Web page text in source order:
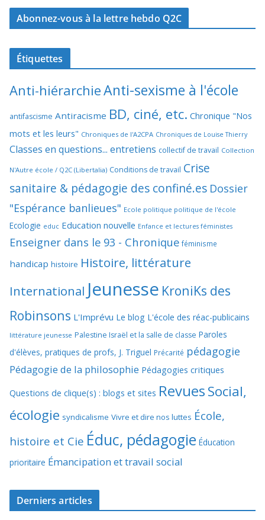
Abonnez-vous à la lettre hebdo Q2C
Étiquettes
Anti-hiérarchieAnti-sexisme à l'école
antifascisme Antiracisme BD, ciné, etc. Chronique "Nos
mots et les leurs" Chroniques de l'A2CPA Chroniques de Louise Thierry
Classes en questions... entretiens collectif de travail Collection
N'Autre école / Q2C (Libertalia) Conditions de travail Crise
sanitaire & pédagogie des confiné.es Dossier
"Espérance banlieues" Ecole politique politique de l'école
Ecologie educ Education nouvelle Enfance et lectures féministes
Enseigner dans le 93 - Chronique féminisme
handicap histoire Histoire, littérature
International Jeunesse KroniKs des
Robinsons L'Imprévu Le blog L'école des réac-publicains
littérature jeunesse Palestine Israël et la salle de classe Paroles
d'élèves, pratiques de profs, J. Triguel Précarité pédagogie
Pédagogie de la philosophie Pédagogies critiques
Questions de clique(s) : blogs et sites RevuesSocial,
écologie syndicalisme Vivre et dire nos luttes École,
histoire et Cie Éduc, pédagogie Éducation
prioritaire Émancipation et travail social
Derniers articles